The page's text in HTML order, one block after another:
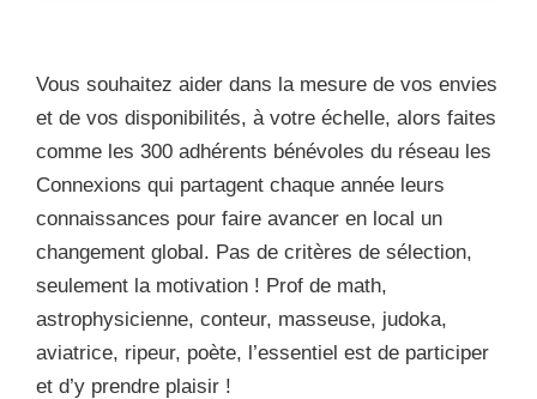
Vous souhaitez aider dans la mesure de vos envies
et de vos disponibilités, à votre échelle, alors faites
comme les 300 adhérents bénévoles du réseau les
Connexions qui partagent chaque année leurs
connaissances pour faire avancer en local un
changement global. Pas de critères de sélection,
seulement la motivation ! Prof de math,
astrophysicienne, conteur, masseuse, judoka,
aviatrice, ripeur, poète, l’essentiel est de participer
et d’y prendre plaisir !